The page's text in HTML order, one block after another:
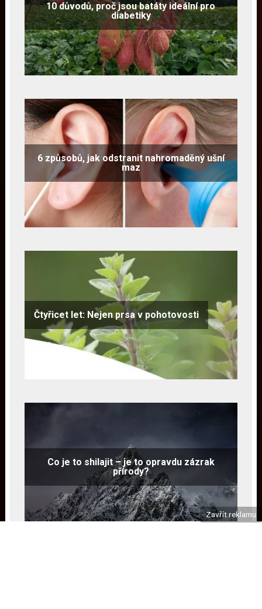
10 důvodů, proč jsou batáty ideální pro
diabetiky
6 způsobů, jak odstranit nahromaděný ušní
maz
Čtyřicet let: Nejen prsa v pohotovosti
Co je to shilajit – je to opravdu zázrak
přírody?
Zavřít reklamu